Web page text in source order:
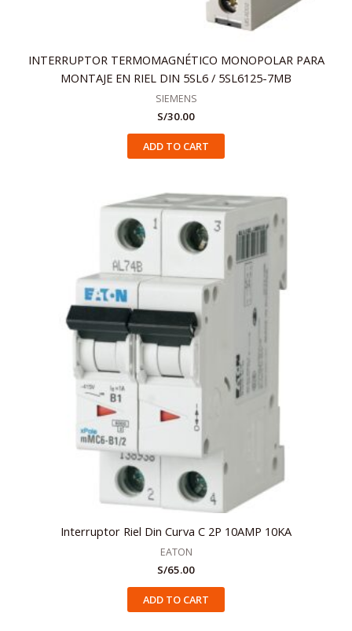
INTERRUPTOR TERMOMAGNÉTICO MONOPOLAR PARA
MONTAJE EN RIEL DIN 5SL6 / 5SL6125-7MB
SIEMENS
S/30.00
ADD TO CART
Interruptor Riel Din Curva C 2P 10AMP 10KA
EATON
S/65.00
ADD TO CART